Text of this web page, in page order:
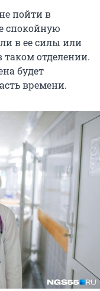
пойти в
спокойную
в ее силы или
таком отделении.
будет
времени.